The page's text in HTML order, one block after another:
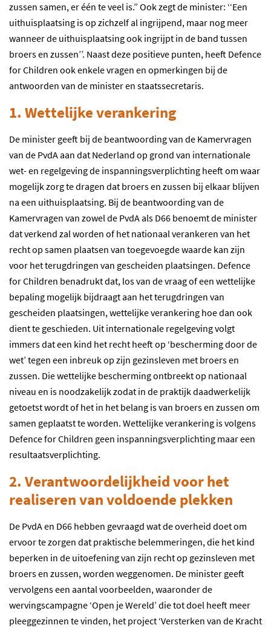
zussen samen, er één te veel is.” Ook zegt de minister: ‘‘Een
uithuisplaatsing is op zichzelf al ingrijpend, maar nog meer
wanneer de uithuisplaatsing ook ingrijpt in de band tussen
broers en zussen’’. Naast deze positieve punten, heeft Defence
for Children ook enkele vragen en opmerkingen bij de
antwoorden van de minister en staatssecretaris.
1. Wettelijke verankering
De minister geeft bij de beantwoording van de Kamervragen
van de PvdA aan dat Nederland op grond van internationale
wet- en regelgeving de inspanningsverplichting heeft om waar
mogelijk zorg te dragen dat broers en zussen bij elkaar blijven
na een uithuisplaatsing. Bij de beantwoording van de
Kamervragen van zowel de PvdA als D66 benoemt de minister
dat verkend zal worden of het nationaal verankeren van het
recht op samen plaatsen van toegevoegde waarde kan zijn
voor het terugdringen van gescheiden plaatsingen. Defence
for Children benadrukt dat, los van de vraag of een wettelijke
bepaling mogelijk bijdraagt aan het terugdringen van
gescheiden plaatsingen, wettelijke verankering hoe dan ook
dient te geschieden. Uit internationale regelgeving volgt
immers dat een kind het recht heeft op ‘bescherming door de
wet’ tegen een inbreuk op zijn gezinsleven met broers en
zussen. Die wettelijke bescherming ontbreekt op nationaal
niveau en is noodzakelijk zodat in de praktijk daadwerkelijk
getoetst wordt of het in het belang is van broers en zussen om
samen geplaatst te worden. Wettelijke verankering is volgens
Defence for Children geen inspanningsverplichting maar een
resultaatsverplichting.
2. Verantwoordelijkheid voor het
realiseren van voldoende plekken
De PvdA en D66 hebben gevraagd wat de overheid doet om
ervoor te zorgen dat praktische belemmeringen, die het kind
beperken in de uitoefening van zijn recht op gezinsleven met
broers en zussen, worden weggenomen. De minister geeft
vervolgens een aantal voorbeelden, waaronder de
wervingscampagne ‘Open je Wereld’ die tot doel heeft meer
pleeggezinnen te vinden, het project ‘Versterken van de Kracht